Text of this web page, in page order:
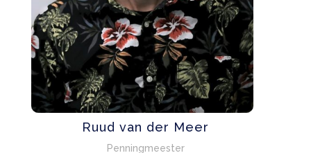
Ruud van der Meer
Penningmeester